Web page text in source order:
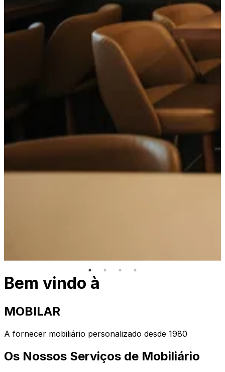
Bem vindo à
MOBILAR
A fornecer mobiliário personalizado desde 1980
Os Nossos Serviços de Mobiliário